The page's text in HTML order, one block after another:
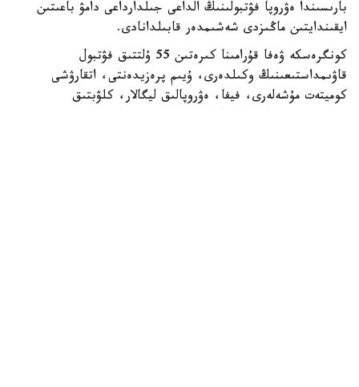
بارىسىندا ەۋروپا فۋتبولىنىڭ الداعى جىلدارداعى دامۋ باعىتىن
ايقىندايتىن ماڭىزدى شەشىمدەر قابىلدانادى.
كونگرەسكە ۋەفا قۇرامىنا كىرەتىن 55 ۇلتتىق فۋتبول
قاۋىمداستىعىنىڭ وكىلدەرى، ۇيىم پرەزيدەنتى، اتقارۋشى
كوميتەت مۇشەلەرى، فيفا، ەۋروپالىق ليگالار، كلۋبتىق